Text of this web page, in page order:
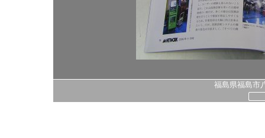
福島県福島市